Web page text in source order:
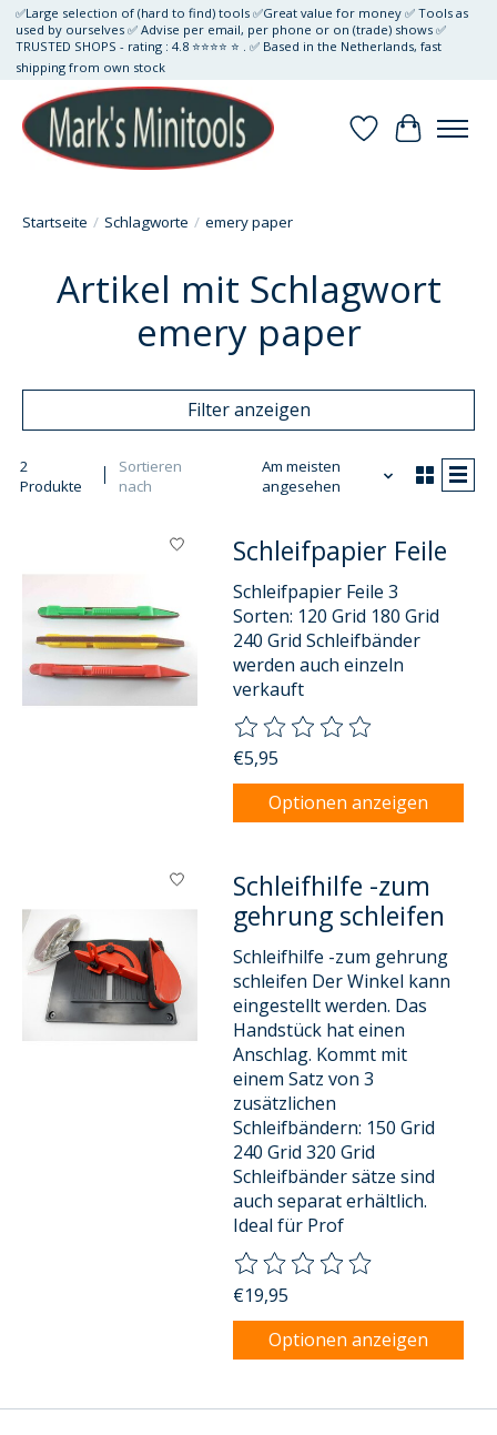
✅Large selection of (hard to find) tools ✅Great value for money ✅ Tools as
used by ourselves ✅ Advise per email, per phone or on (trade) shows ✅
TRUSTED SHOPS - rating : 4.8 ⭐⭐⭐⭐ ⭐ . ✅ Based in the Netherlands, fast
shipping from own stock
Wunschzettel
Ihr
Startseite / Schlagworte / emery paper
Artikel mit Schlagwort
emery paper
Filter anzeigen
2
Produkte
Sortieren
nach
Am meisten
angesehen
Schleifpapier Feile
Schleifpapier Feile 3
Sorten: 120 Grid 180 Grid
240 Grid Schleifbänder
werden auch einzeln
verkauft
Die Bewertung dieses
€5,95
Optionen anzeigen
Schleifhilfe -zum
gehrung schleifen
Schleifhilfe -zum gehrung
schleifen Der Winkel kann
eingestellt werden. Das
Handstück hat einen
Anschlag. Kommt mit
einem Satz von 3
zusätzlichen
Schleifbändern: 150 Grid
240 Grid 320 Grid
Schleifbänder sätze sind
auch separat erhältlich.
Ideal für Prof
Die Bewertung dieses
€19,95
Optionen anzeigen